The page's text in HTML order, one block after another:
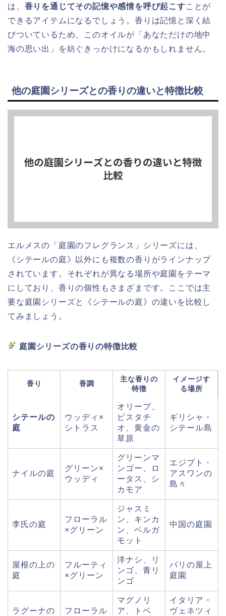
は、 香りを通じてその記憶や感情を呼び起こすことが
できるアイテムになるでしょう。香りは記憶と深く結
びついているため、このオイルが「あなただけの地中
海の思い出」を紡ぐきっかけになるかもしれません。
他の庭園シリーズとの香りの違いと特徴比較
エルメスの「庭園のフレグランス」シリーズには、
《シテールの庭》以外にも複数の香りがラインナップ
されています。それぞれが異なる場所や庭園をテーマ
にしており、香りの個性もさまざまです。ここでは主
要な庭園シリーズと《シテールの庭》の違いを比較し
てみましょう。
庭園シリーズの香りの特徴比較
香り 香調
主な香りの
特徴
イメージす
る場所
シテールの
庭
ウッディ×
シトラス
オリーブ、
ピスタチ
オ、黄金の
草原
ギリシャ・
シテール島
ナイルの庭
グリーン×
ウッディ
グリーンマ
ンゴー、ロ
ータス、シ
カモア
エジプト・
アスワンの
島々
李氏の庭
フローラル
×グリーン
ジャスミ
ン、キンカ
ン、ベルガ
モット
中国の庭園
屋根の上の
庭
フルーティ
×グリーン
洋ナシ、リ
ンゴ、青リ
ンゴ
パリの屋上
庭園
ラグーナの
フローラル
マグノリ
ア、トベ
イタリア・
ヴェネツィ